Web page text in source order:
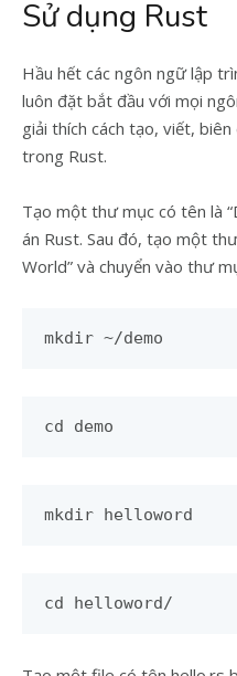
Sử dụng Rust
Hầu hết các ngôn ngữ lập
luôn đặt bắt đầu với mọi
giải thích cách tạo, viết,
trong Rust.
Tạo một thư mục có tên là
án Rust. Sau đó, tạo một
World” và chuyển vào thư
mkdir ~/demo
cd demo
mkdir helloword
cd helloword/